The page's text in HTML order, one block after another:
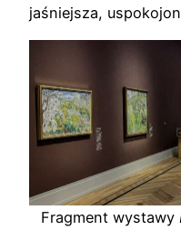
jaśniejsza,
Fragment wystawy